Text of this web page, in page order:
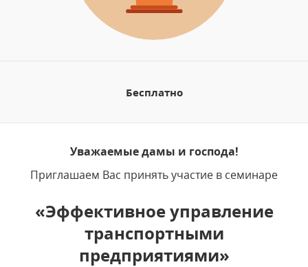
Бесплатно
Уважаемыедамы и господа!
Приглашаем Вас принять участие в семинаре
«Эффективное управление
транспортными
предприятиями»